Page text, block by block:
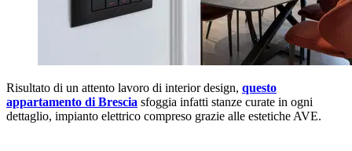
Risultato di un attento lavoro di interior design, questo
appartamento di Brescia sfoggia infatti stanze curate in ogni
dettaglio, impianto elettrico compreso grazie alle estetiche AVE.